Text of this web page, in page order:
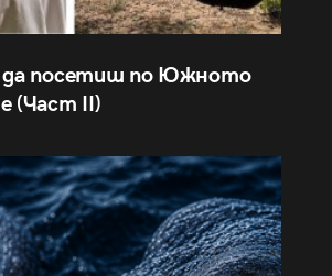
да посетиш по Южното
(Част II)